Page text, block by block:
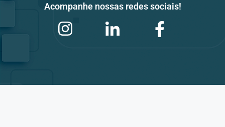
Acompanhe nossas redes sociais!